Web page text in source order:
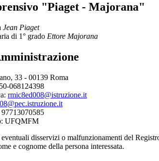
"Piaget - Majorana"
Jean Piaget
di 1° grado Ettore Majorana
33 - 00139 Roma
068124398
rmic8ed008@istruzione.it
UFQMFM
disservizi o malfunzionamenti del
e cognome della persona interessata.